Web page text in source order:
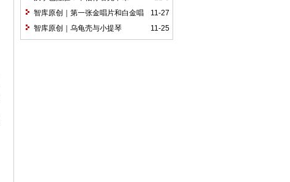
11-27
智库原创｜第一张金唱片和白金唱
片
11-25
智库原创｜乌龟壳与小提琴